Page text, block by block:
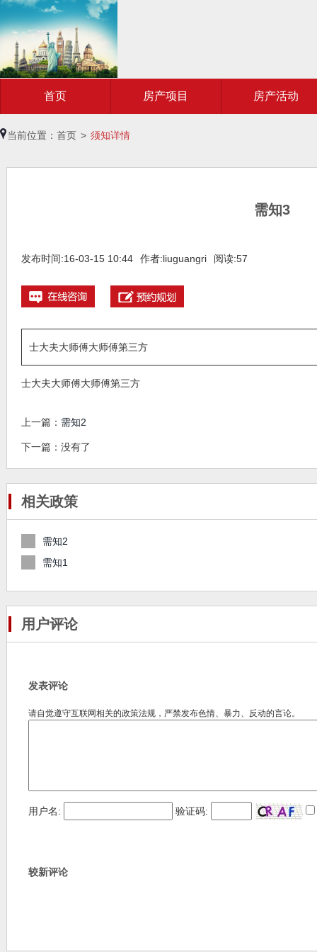
首页 房产项目 房产活动
当前位置： 首页 > 须知详情
需知3
发布时间:16-03-15 10:44 作者:liuguangri 阅读:57
士大夫大师傅大师傅第三方
士大夫大师傅大师傅第三方
上一篇： 需知2
下一篇：没有了
相关政策
需知2
需知1
用户评论
发表评论
请自觉遵守互联网相关的政策法规，严禁发布色情、暴力、反动的言论。
用户名: 验证码:
较新评论